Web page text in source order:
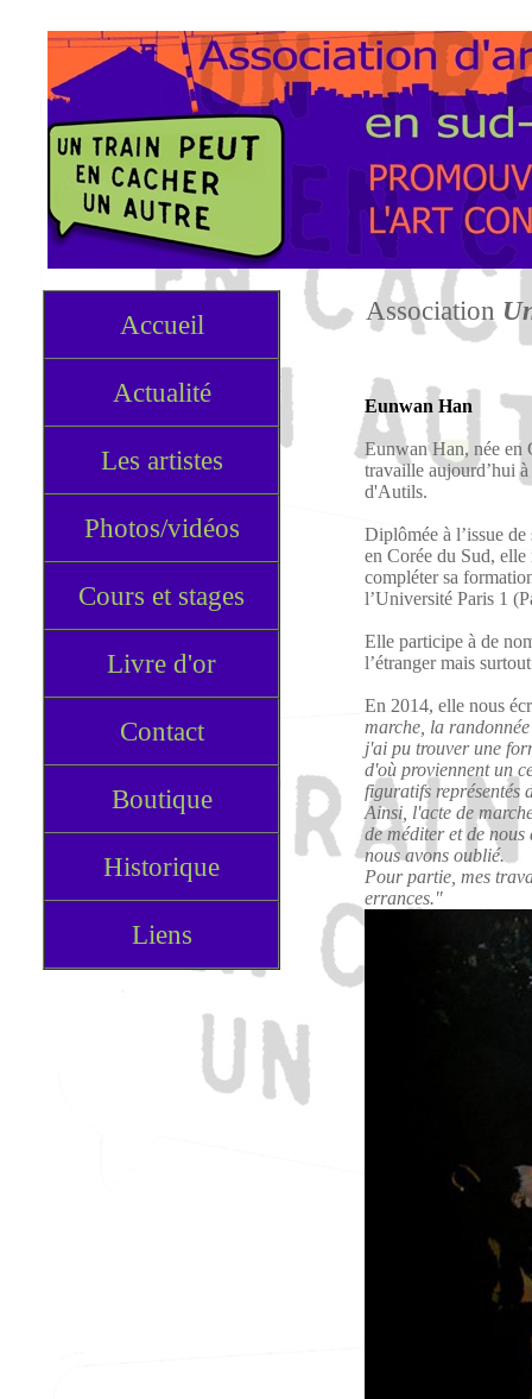
Accueil
Actualité
Les artistes
Photos/vidéos
Cours et stages
Livre d'or
Contact
Boutique
Historique
Liens
Association
Eunwan Han
Eunwan Han, née en
travaille aujourd’hui
d'Autils.
Diplômée à l’issue
en Corée du Sud,
compléter sa
l’Université Paris 1
Elle participe à de
l’étranger mais
En 2014, elle nous
marche, la
j'ai pu trouver une
d'où proviennent un
figuratifs représentés
Ainsi, l'acte de
de méditer et de
nous avons oublié.
Pour partie, mes
errances."